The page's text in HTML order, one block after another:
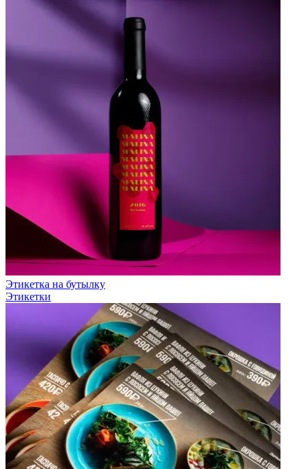
Этикетка на бутылку
Этикетки